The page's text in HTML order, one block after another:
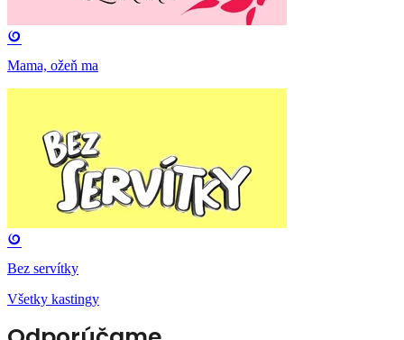
Mama, ožeň ma
Bez servítky
Všetky kastingy